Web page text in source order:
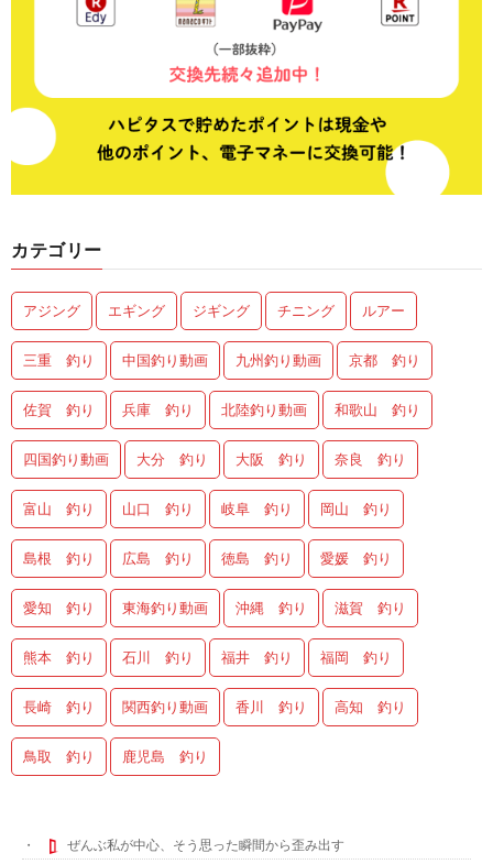
カテゴリー
アジング エギング ジギング チニング ルアー
三重 釣り 中国釣り動画 九州釣り動画 京都 釣り
佐賀 釣り 兵庫 釣り 北陸釣り動画 和歌山 釣り
四国釣り動画 大分 釣り 大阪 釣り 奈良 釣り
富山 釣り 山口 釣り 岐阜 釣り 岡山 釣り
島根 釣り 広島 釣り 徳島 釣り 愛媛 釣り
愛知 釣り 東海釣り動画 沖縄 釣り 滋賀 釣り
熊本 釣り 石川 釣り 福井 釣り 福岡 釣り
長崎 釣り 関西釣り動画 香川 釣り 高知 釣り
鳥取 釣り 鹿児島 釣り
ぜんぶ私が中心、そう思った瞬間から歪み出す